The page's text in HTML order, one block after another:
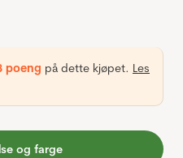
poeng på dette kjøpet. Les
og farge